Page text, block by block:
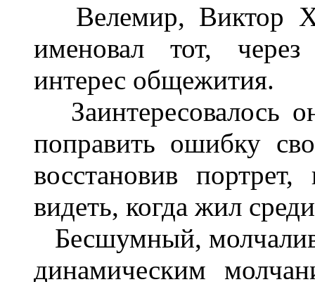
Велемир, Виктор
именовал тот, через
интерес общежития.
Заинтересовалось
поправить ошибку
восстановив
видеть, когда жил
Бесшумный,
динамическим